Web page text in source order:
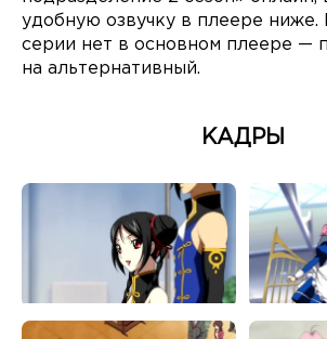
удобную озвучку в плеере ниже.
серии нет в основном плеере —
на альтернативный.
КАДРЫ